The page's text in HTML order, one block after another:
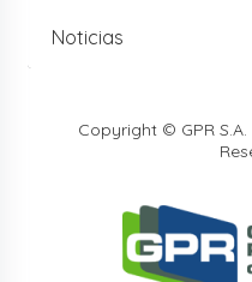
Noticias
Copyright © GPR